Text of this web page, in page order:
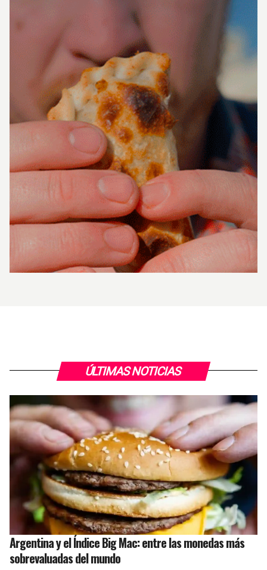
ÚLTIMAS NOTICIAS
Argentina y el Índice Big Mac: entre las monedas más
sobrevaluadas del mundo